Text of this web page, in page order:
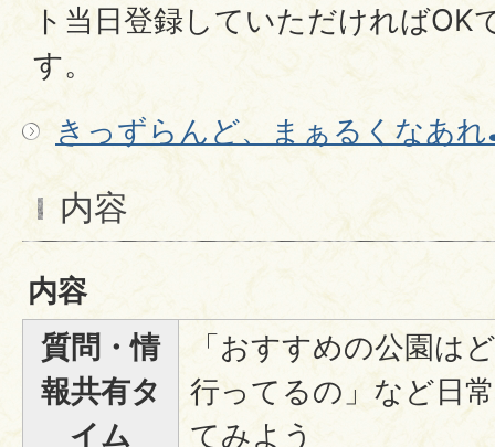
ト当日登録していただければOK
す。
きっずらんど、まぁるくなあ
内容
内容
質問・情
報共有タ
イム
「おすすめの公園は
行ってるの」など日
てみよう